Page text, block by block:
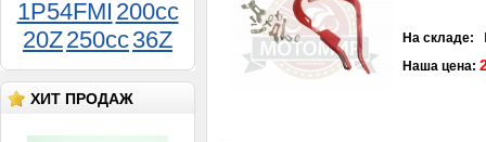
1P54FMI 200cc
20Z250cc36Z
ХИТ ПРОДАЖ
Трос газа Yamaha JOG-50
250руб.
На складе:
Наша цена: